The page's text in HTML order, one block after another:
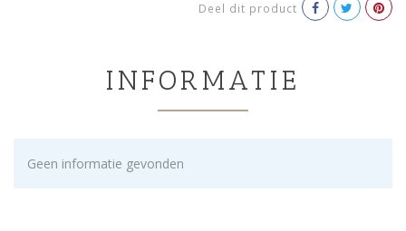
Deel dit product
INFORMATIE
Geen informatie gevonden